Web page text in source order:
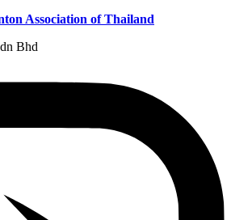
Association of Thailand
Bhd